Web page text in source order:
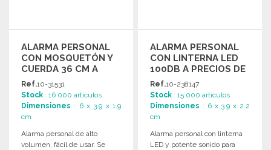
ALARMA PERSONAL
CON MOSQUETÓN Y
CUERDA 36 CM A
PRECIOS DE
MAYORISTA
Ref.10-31531
Stock : 16 000 artículos
Dimensiones : 6 x 3.9 x 1.9
cm
Alarma personal de alto
volumen, fácil de usar. Se
ALARMA PERSONAL
CON LINTERNA LED
100DB A PRECIOS DE
MAYORISTA
Ref.10-238147
Stock : 15 000 artículos
Dimensiones : 6 x 3.9 x 2.2
cm
Alarma personal con linterna
LED y potente sonido para